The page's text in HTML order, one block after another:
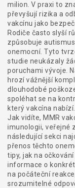
milion. V praxi to
převyšují rizika a
vakcínu jako
Rodiče často slyší
způsobuje
onemocní. Tyto
studie neukázaly
poruchami vývoje.
hrozí vážnější
dlouhodobé
spoléhat se na
který vakcína nabízí.
Jak vidíte, MMR
imunologii, veřejné
následující sekci
přenos těchto
tipy, jak na
informace o
na počáteční
srozumitelné